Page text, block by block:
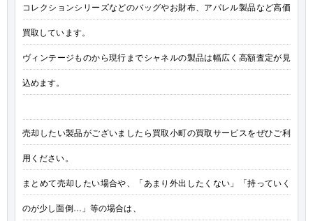
コレクションシリーズなどのバッグやお財布、アパレル製品など高価
買取しています。
ヴィンテージものから現行までシャネルの製品は幅広く高額査定が見
込めます。
売却したい製品がございましたら買取小町の買取サービスをぜひご利
用ください。
まとめて売却したい場合や、「あまり外出したくない」「持っていく
のが少し面倒…」等の場合は、